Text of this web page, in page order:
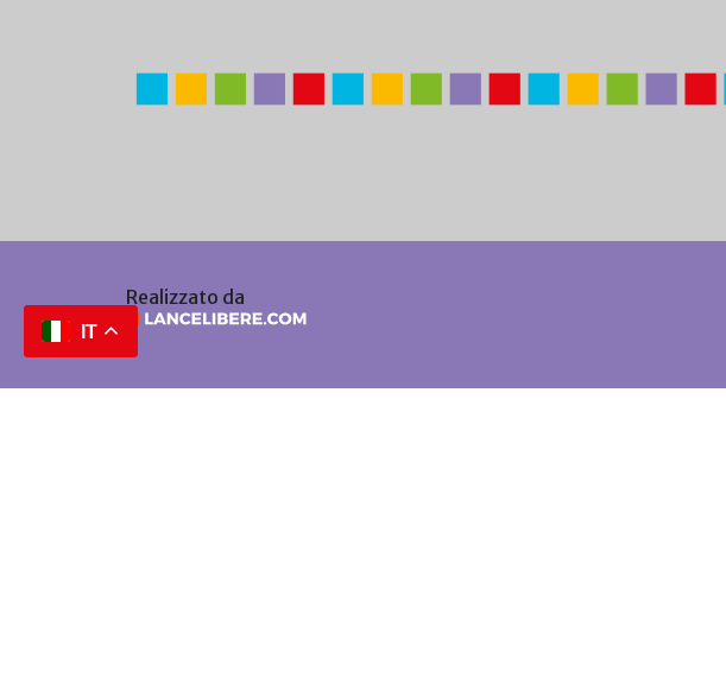
Realizzato da
IT